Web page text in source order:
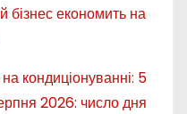
бізнес економить на
кондиціонуванні: 5
2026: число дня